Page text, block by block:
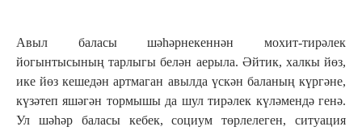
Авыл баласы шәһәрнекеннән мохит-тирәлек
йогынтысының тарлыгы белән аерыла. Әйтик, халкы йөз,
ике йөз кешедән артмаган авылда үскән баланың күргәне,
күзәтеп яшәгән тормышы да шул тирәлек күләмендә генә.
Ул шәһәр баласы кебек, социум төрлелеген, ситуация